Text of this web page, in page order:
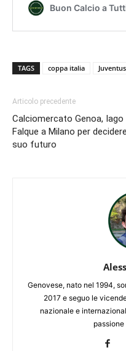
TAGS coppa italia Juventus
Articolo precedente
Calciomercato Genoa, Iago
Falque a Milano per
suo futuro
Genovese, nato nel 1994,
2017 e seguo le
nazionale e